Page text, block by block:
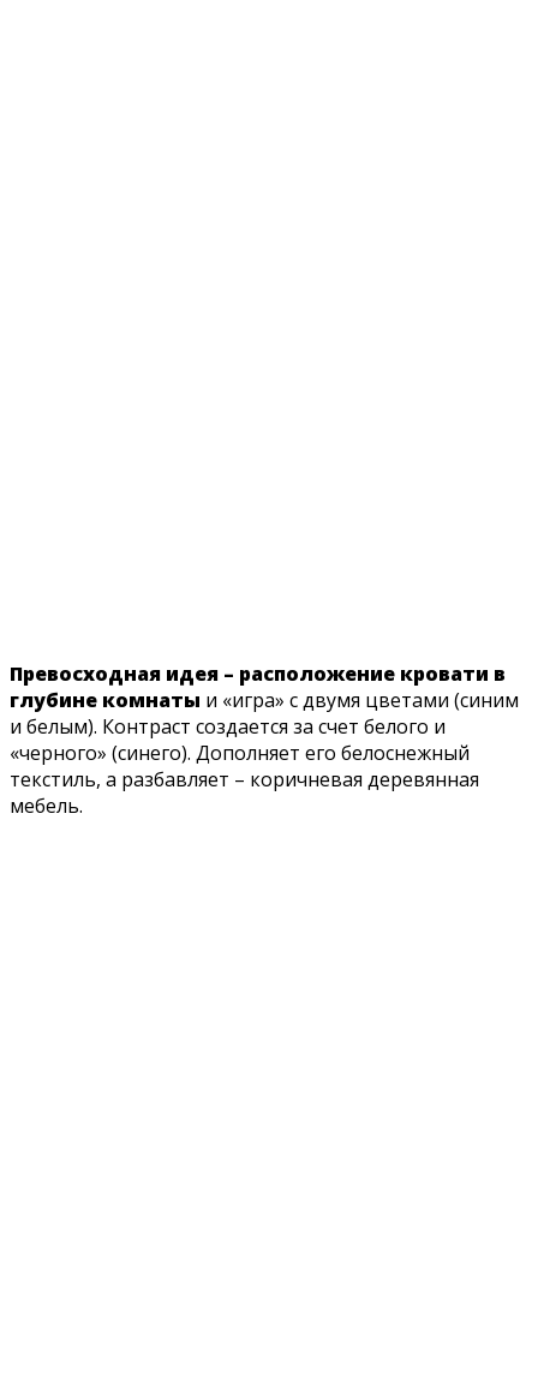
Превосходная идея – расположение кровати в
глубине комнаты и «игра» с двумя цветами (синим
и белым). Контраст создается за счет белого и
«черного» (синего). Дополняет его белоснежный
текстиль, а разбавляет – коричневая деревянная
мебель.